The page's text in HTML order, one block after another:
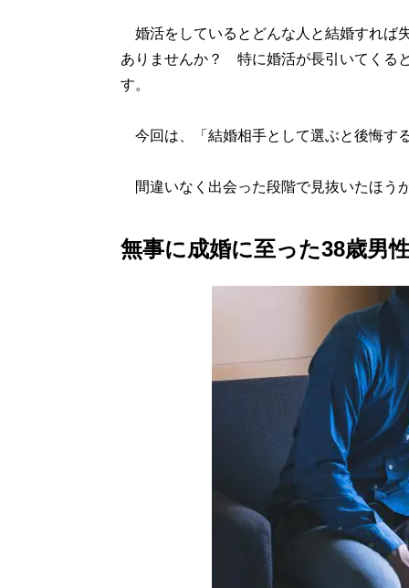
婚活をしているとどんな人と結婚すれば
ありませんか？ 特に婚活が長引いてくる
す。
今回は、「結婚相手として選ぶと後悔す
間違いなく出会った段階で見抜いたほう
無事に成婚に至った38歳男